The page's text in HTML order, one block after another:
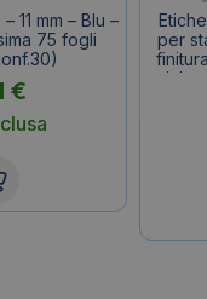
11 mm – Blu –
75 fogli
€
per